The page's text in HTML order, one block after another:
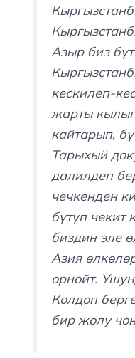
Азыр биз
кескилеп-
жарты
кайтарып,
Тарыхый
далилдеп
чечкенден
бүтүп чекит
биздин эле
Азия
орнойт.
Колдоп
бир жолу